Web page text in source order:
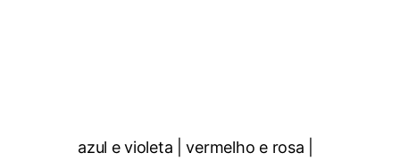
Categorias
azul e violeta | vermelho e rosa |